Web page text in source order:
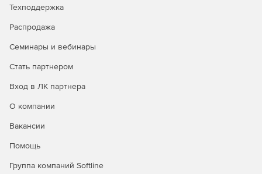
Техподдержка
Распродажа
Семинары и вебинары
Стать партнером
Вход в ЛК партнера
О компании
Вакансии
Помощь
Группа компаний Softline